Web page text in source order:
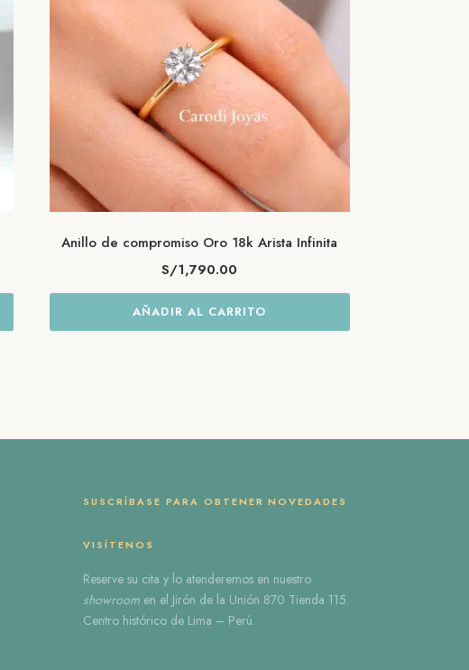
Anillo de compromiso Oro 18k Arista Infinita
S/1,790.00
AÑADIR AL CARRITO
SUSCRÍBASE PARA OBTENER NOVEDADES
VISÍTENOS
Reserve su cita y lo atenderemos en nuestro
showroomen el Jirón de la Unión 870 Tienda 115.
Centro histórico de Lima – Perú.